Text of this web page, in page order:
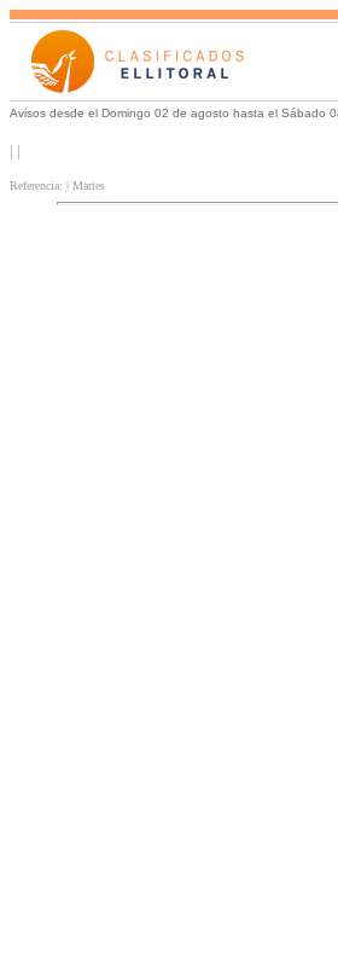
Avisos desde el Domingo 02 de agosto hasta el Sábado
| |
Referencia: | Martes